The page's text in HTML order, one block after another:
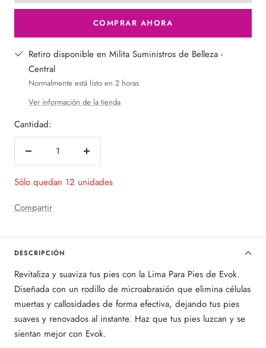
COMPRAR AHORA
Retiro disponible en Milita Suministros de Belleza -
Central
Normalmente está listo en 2 horas
Ver información de la tienda
Cantidad:
Decrecer
Aumentar
Sólo quedan 12 unidades
Compartir
DESCRIPCIÓN
Revitaliza y suaviza tus pies con la Lima Para Pies de Evok.
Diseñada con un rodillo de microabrasión que elimina células
muertas y callosidades de forma efectiva, dejando tus pies
suaves y renovados al instante. Haz que tus pies luzcan y se
sientan mejor con Evok.